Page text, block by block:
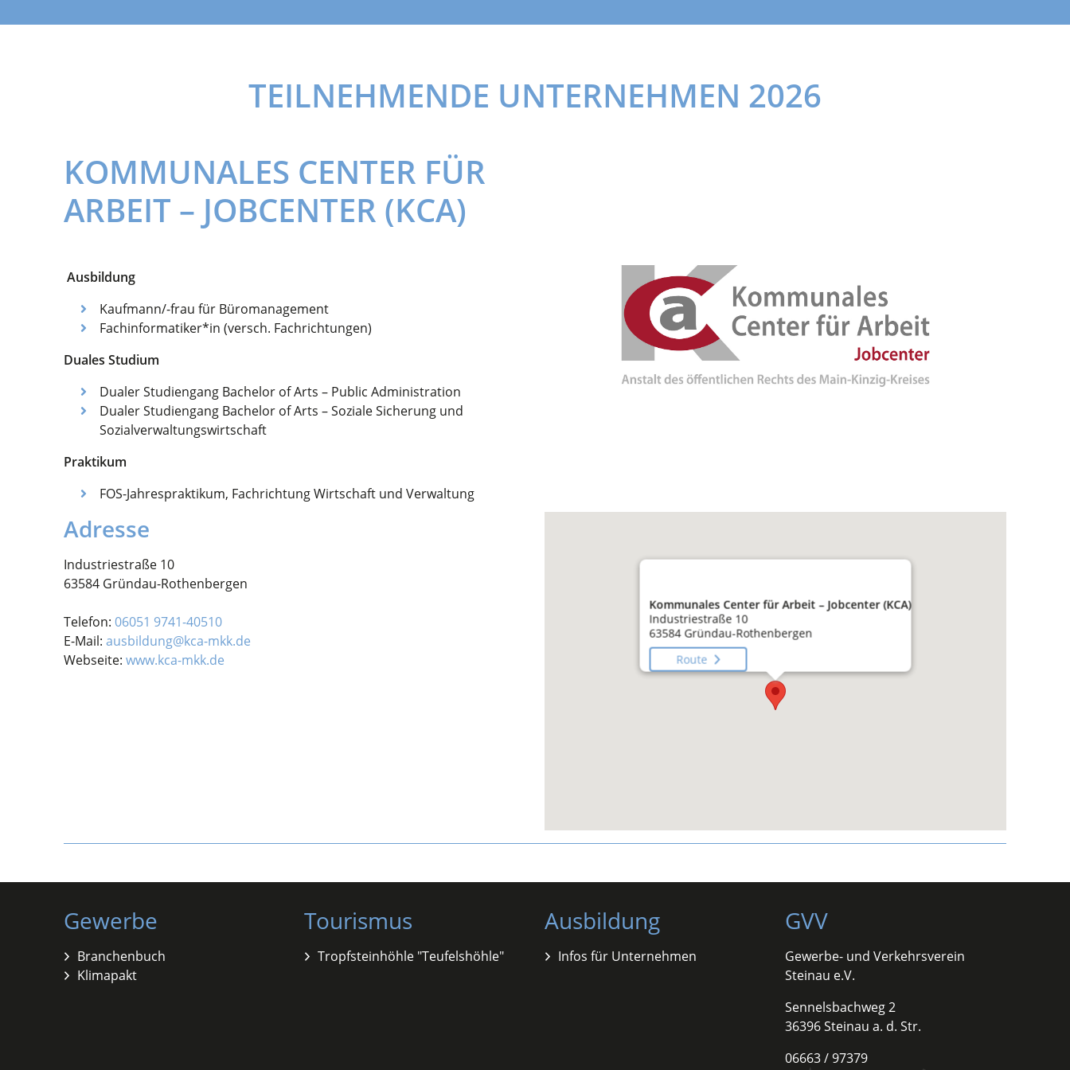
TEILNEHMENDE UNTERNEHMEN 2026
KOMMUNALES CENTER FÜR
ARBEIT – JOBCENTER (KCA)
Ausbildung
Kaufmann/-frau für Büromanagement
Fachinformatiker*in (versch. Fachrichtungen)
Duales Studium
Dualer Studiengang Bachelor of Arts – Public Administration
Dualer Studiengang Bachelor of Arts – Soziale Sicherung und
Sozialverwaltungswirtschaft
Praktikum
FOS-Jahrespraktikum, Fachrichtung Wirtschaft und Verwaltung
Adresse
Industriestraße 10
63584 Gründau-Rothenbergen
Telefon: 06051 9741-40510
E-Mail: ausbildung@kca-mkk.de
Webseite: www.kca-mkk.de
Kommunales Center für Arbeit – Jobcenter (KCA)
Industriestraße 10
63584 Gründau-Rothenbergen
Route
Gewerbe
Branchenbuch
Klimapakt
Tourismus
Tropfsteinhöhle "Teufelshöhle"
Ausbildung
Infos für Unternehmen
GVV
Gewerbe- und Verkehrsverein
Steinau e.V.
Sennelsbachweg 2
36396 Steinau a. d. Str.
06663 / 97379